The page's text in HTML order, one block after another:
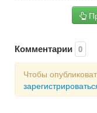
Комментарии 0
Чтобы